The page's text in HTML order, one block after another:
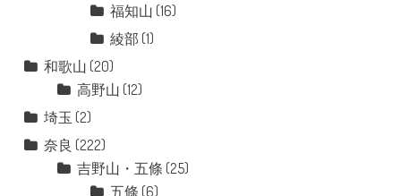
福知山 (16)
綾部 (1)
和歌山 (20)
高野山 (12)
埼玉 (2)
奈良 (222)
吉野山・五條 (25)
五條 (6)